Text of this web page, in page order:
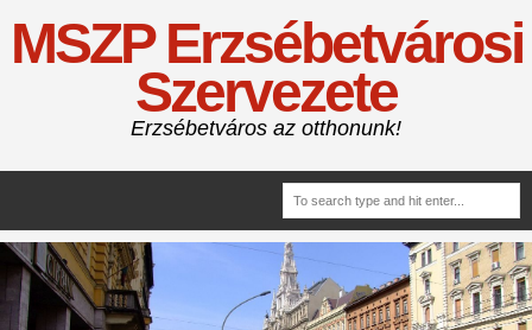
MSZP Erzsébetvárosi
Szervezete
Erzsébetváros az otthonunk!